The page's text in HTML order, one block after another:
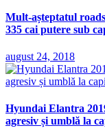
Mult-așteptatul
335 cai putere sub
august 24, 2018
Hyundai Elantra
agresiv și umblă la